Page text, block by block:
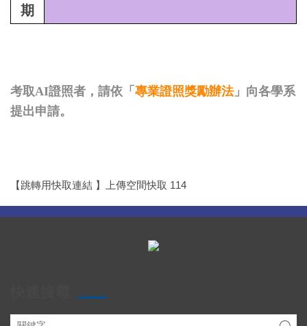
期
考取AI證照者，請依「 專業證照獎勵辦法」向各學系
提出申請。
【跳轉用快取連結 】上傳空間快取 114